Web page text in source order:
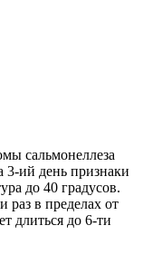
сальмонеллеза
3-ий день признаки
до 40 градусов.
раз в пределах от
длиться до 6-ти